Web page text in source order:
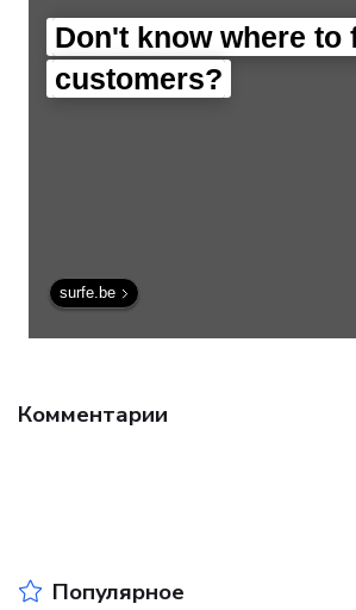
Don't know where to
customers?
surfe.be
Комментарии
Популярное